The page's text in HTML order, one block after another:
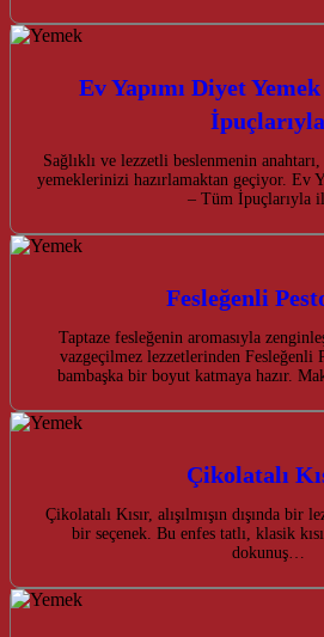
Ev Yapımı Diyet
İpuçlarıyla
Sağlıklı ve lezzetli beslenmenin
yemeklerinizi hazırlamaktan geçiyor. Ev
– Tüm İpuçlarıyla
Fesleğenli
Taptaze fesleğenin aromasıyla
vazgeçilmez lezzetlerinden Fesleğenli
bambaşka bir boyut katmaya hazır.
Çikolatalı
Çikolatalı Kısır, alışılmışın dışında bir
bir seçenek. Bu enfes tatlı, klasik
dokunuş…